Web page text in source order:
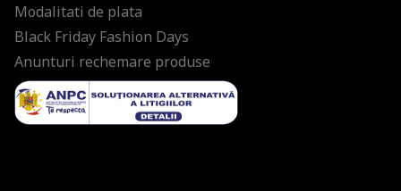
Modalitati de plata
Black Friday Fashion Days
Anunturi rechemare produse